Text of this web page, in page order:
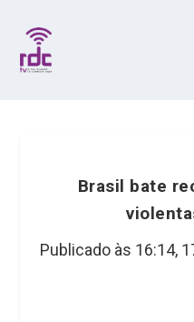
Brasil bate
Publicado às 16:14,